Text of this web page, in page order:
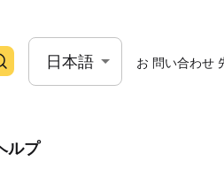
日本語 お 問い合わせ
ルプ